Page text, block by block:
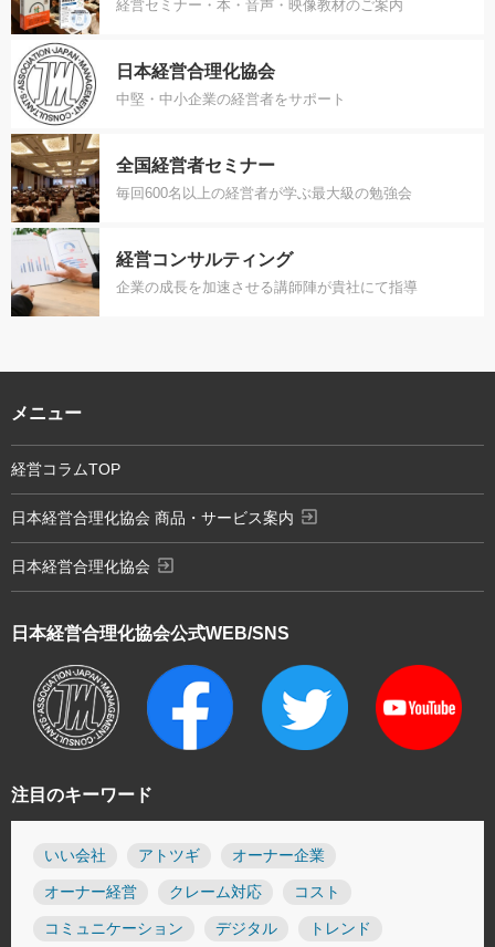
経営セミナー・本・音声・映像教材のご案内
日本経営合理化協会
中堅・中小企業の経営者をサポート
全国経営者セミナー
毎回600名以上の経営者が学ぶ最大級の勉強会
経営コンサルティング
企業の成長を加速させる講師陣が貴社にて指導
注目のキーワード
いい会社 アトツギ オーナー企業
オーナー経営 クレーム対応 コスト
コミュニケーション デジタル トレンド
日本経営合理化協会公式WEB/SNS
メニュー
経営コラムTOP
日本経営合理化協会 商品・サービス案内 exit_to_app
日本経営合理化協会 exit_to_app